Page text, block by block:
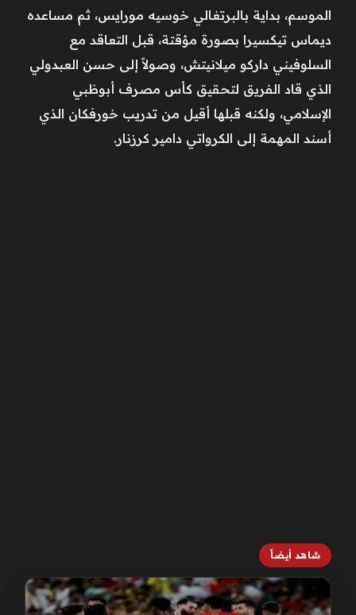
الموسم، بداية بالبرتغالي خوسيه مورايس، ثم مساعده
ديماس تيكسيرا بصورة مؤقتة، قبل التعاقد مع
السلوفيني داركو ميلانيتش، وصولاً إلى حسن العبدولي
الذي قاد الفريق لتحقيق كأس مصرف أبوظبي
الإسلامي، ولكنه قبلها أقيل من تدريب خورفكان الذي
أسند المهمة إلى الكرواتي دامير كرزنار.
شاهد أيضاً